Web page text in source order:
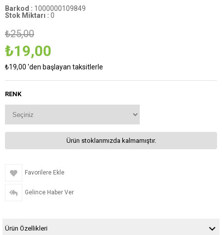
Barkod : 1000000109849
Stok Miktarı : 0
₺25,00
₺19,00
₺19,00 'den başlayan taksitlerle
RENK
Ürün stoklarımızda kalmamıştır.
Favorilere Ekle
Gelince Haber Ver
Ürün Özellikleri